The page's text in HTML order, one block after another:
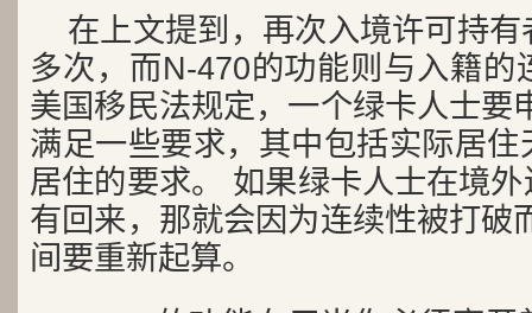
在上文提到，再次入境许可持
多次，而N-470的功能则与入籍的
美国移民法规定，一个绿卡人士要
满足一些要求，其中包括实际居
居住的要求。 如果绿卡人士在境
有回来，那就会因为连续性被打破
间要重新起算。